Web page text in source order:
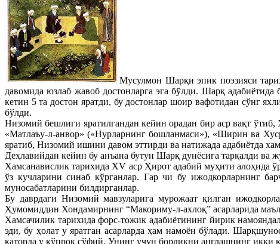
Мусулмон Шарқи эпик поэзияси
давомида юзлаб жавоб достонларга эга бўлди. Шарқ
кетин 5 та достон яратди, бу достонлар шоир вафотидан сўнг
бўлди.
Низомий бешлиги яратилгандан кейин орадан бир аср вақт
«Матлаъу-л-анвор» («Нурларнинг бошланмаси»), «Ширин ва
яратиб, Низомий ишини давом эттирди ва натижада адабиётда
Деҳлавийдан кейин бу анъана бутун Шарқ дунёсига тарқалди ва
Хамсанавислик тарихида ХV аср Ҳирот адабий муҳити алоҳида
ўз кучларини синаб кўрганлар. Гар чи бу ижодкорларнинг
муносабатларини билдирганлар.
Бу даврдаги Низомий мавзуларига мурожаат қилган
Ҳумомиддин Хондамирнинг “Макориму-л-ахлоқ” асарларида
Хамсачилик тарихида форс-тожик адабиётининг йирик
эди, бу ҳолат у яратган асарларда ҳам намоён бўлади.
қаторда у кўпроқ сўфий. Унинг учун борлиқни англашнинг